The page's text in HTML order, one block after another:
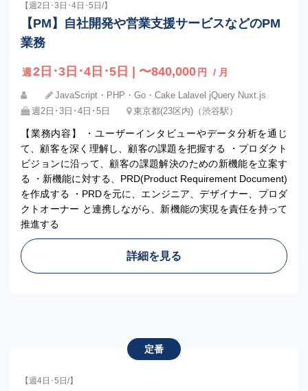
【週2日･3日･4日･5日/】
【PM】自社開発や営業支援サービスなどのPM
業務
週 2日･3日･4日･5日 | 〜840,000 円 / 月
JavaScript・PHP・Go・Cake Lalavel jQuery Nuxt.js
週2日･3日･4日･5日
東京都(23区内)（渋谷駅）
【業務内容】 ・ユーザーインタビューやデータ分析を通じ
て、顧客を深く理解し、顧客の課題を把握する ・プロダクト
ビジョンに沿って、顧客の課題解決のための新機能を立案す
る ・新機能に対する、PRD(Product Requirement Document)
を作成する ・PRDを元に、エンジニア、デザイナー、プロダ
クトオーナー と連携しながら、新機能の実現を責任を持って
推進する
詳細を見る
定番
【週4日･5日/】